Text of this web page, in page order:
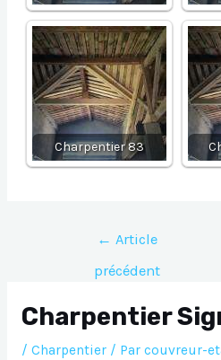
Charpentier 83
Navigation
l’article
← Article
précédent
Charpentier
/ Charpentier/ Par couvreur-